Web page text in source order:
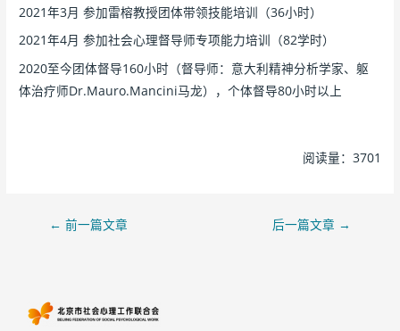
2021年3月 参加雷榕教授团体带领技能培训（36小时）
2021年4月 参加社会心理督导师专项能力培训（82学时）
2020至今团体督导160小时（督导师：意大利精神分析学家、躯
体治疗师Dr.Mauro.Mancini马龙），个体督导80小时以上
阅读量：3701
← 前一篇文章 后一篇文章 →